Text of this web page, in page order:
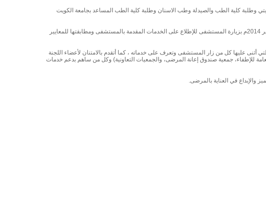
وطلبة كلية الطب والصيدلة وطب الاسنان وطلبة كلية الطب المساعد بجامعة الكويت
وقد قام فريق من مدققي الاعتراف والجودة الكندي وإدارة الجودة والإعتراف بوزارة الصحة في شهر نوفمبر 2014م بزيارة المستشفى للإطلاع على الخدمات المقدمة بالمستشفى ومطابقتها للمعايير
أثنى عليها كل من زار المستشفى وتعرف على خدماته ، كما أتقدم بالامتنان لأعضاء اللجنة
للإطفاء، جمعية صندوق إعانة المرضى، والجمعيات التعاونية) وكل من ساهم بدعم خدمات
والإبداع في العناية بالمرضى.